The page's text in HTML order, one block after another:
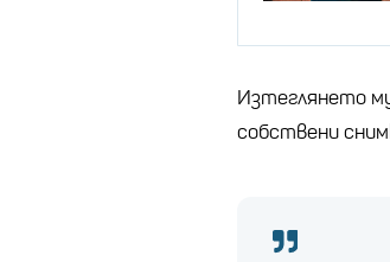
Изтеглянето
собствени